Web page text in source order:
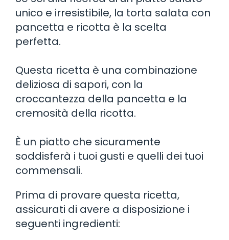
unico e irresistibile, la torta salata con
pancetta e ricotta è la scelta
perfetta.
Questa ricetta è una combinazione
deliziosa di sapori, con la
croccantezza della pancetta e la
cremosità della ricotta.
È un piatto che sicuramente
soddisferà i tuoi gusti e quelli dei tuoi
commensali.
Prima di provare questa ricetta,
assicurati di avere a disposizione i
seguenti ingredienti: